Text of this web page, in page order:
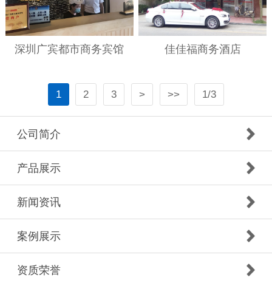
深圳广宾都市商务宾馆 佳佳福商务酒店
1 2 3 > >> 1/3
公司简介
产品展示
新闻资讯
案例展示
资质荣誉